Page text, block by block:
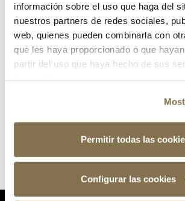
información sobre el uso que haga del
nuestros partners de redes sociales,
web, quienes pueden combinarla con
que les haya proporcionado o que
partir del uso que haya hecho de sus
Permitir todas las
Configurar las cookies
¿Has olvidado tu contraseña?